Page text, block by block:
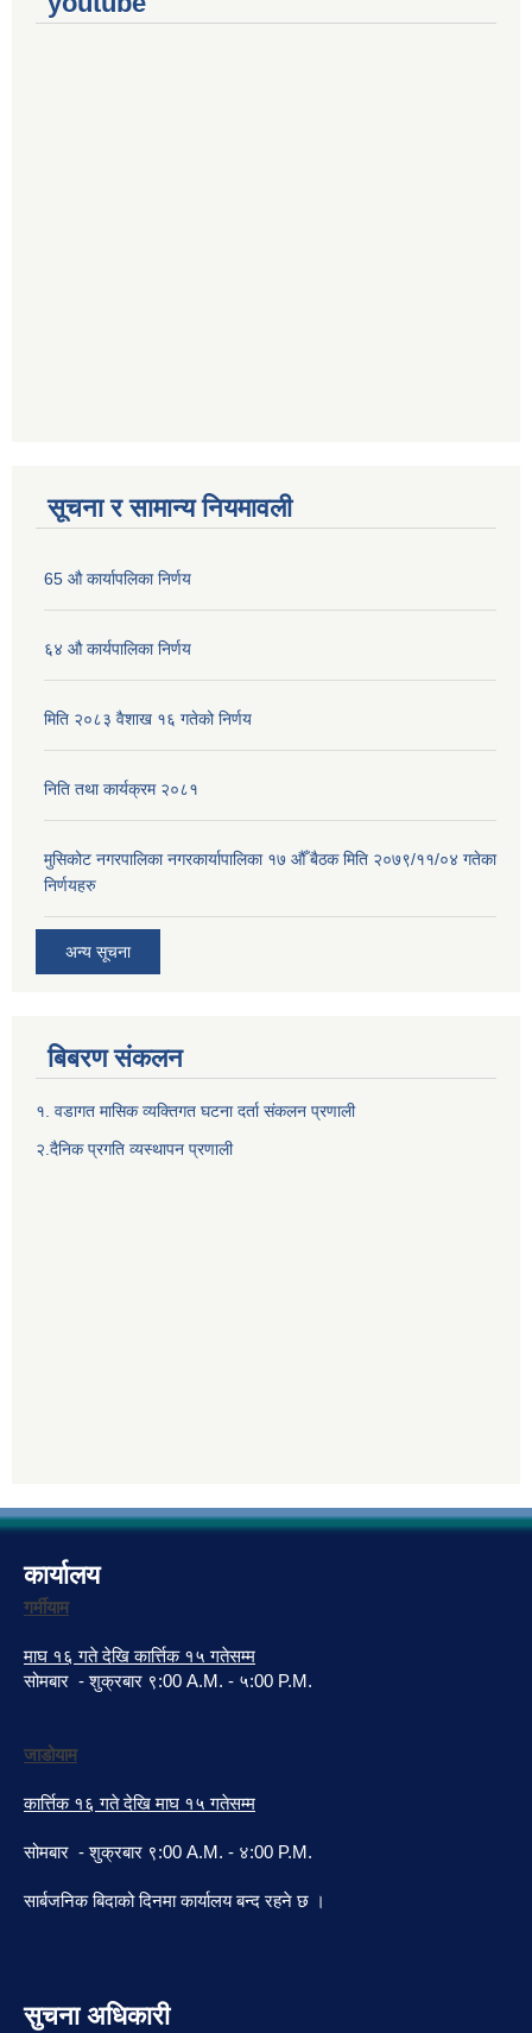
सूचना र सामान्य नियमावली
65 औ कार्यापलिका निर्णय
६४ औ कार्यपालिका निर्णय
मिति २०८३ वैशाख १६ गतेको निर्णय
निति तथा कार्यक्रम २०८१
मुसिकोट नगरपालिका नगरकार्यापालिका १७ औँ बैठक मिति २०७९/११/०४ गतेका
निर्णयहरु
अन्य सूचना
बिबरण संकलन
१. वडागत मासिक व्यक्तिगत घटना दर्ता संकलन प्रणाली
२.दैनिक प्रगति व्यस्थापन प्रणाली
कार्यालय
गर्मीयाम
माघ १६ गते देखि कार्त्तिक १५ गतेसम्म
सोमबार - शुक्रबार ९:00 A.M. - ५:00 P.M.
जाडोयाम
कार्त्तिक १६ गते देखि माघ १५ गतेसम्म
सोमबार - शुक्रबार ९:00 A.M. - ४:00 P.M.
सार्बजनिक बिदाको दिनमा कार्यालय बन्द रहने छ ।
सुचना अधिकारी